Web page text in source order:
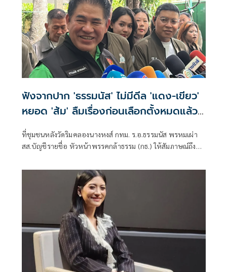
ฟังจากปาก 'ธรรมนัส' ไม่มีดีล 'แดง-เขียว'
หยอด 'ส้ม' ลืมเรื่องก่อนเลือกตั้งหมดแล้ว
ศัตรูก็กลับมารักกันได้
ที่ชุมชนหลังวัดริมคลองนางหงส์ กทม. ร.อ.ธรรมนัส พรหมเผ่า
สส.บัญชีรายชื่อ หัวหน้าพรรคกล้าธรรม (กธ.) ให้สัมภาษณ์ถึง